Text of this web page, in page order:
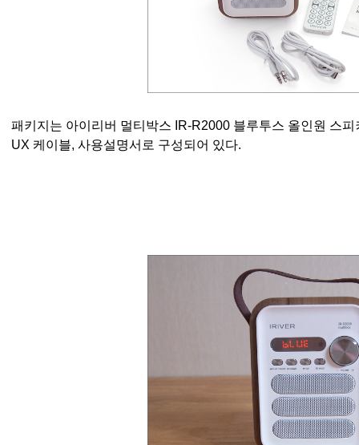
패키지는 아이리버 멀티박스 IR-R2000 블루투스 올인원 스
UX 케이블, 사용설명서로 구성되어 있다.